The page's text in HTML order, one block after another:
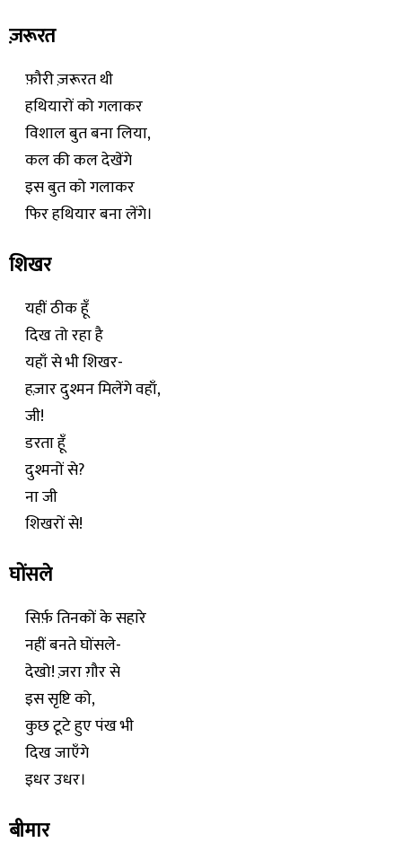
ज़रूरत
फ़ौरी ज़रूरत थी
हथियारों को गलाकर
विशाल बुत बना लिया,
कल की कल देखेंगे
इस बुत को गलाकर
फिर हथियार बना लेंगे।
शिखर
यहीं ठीक हूँ
दिख तो रहा है
यहाँ से भी शिखर-
हज़ार दुश्मन मिलेंगे वहाँ,
जी!
डरता हूँ
दुश्मनों से?
ना जी
शिखरों से!
घोंसले
सिर्फ़ तिनकों के सहारे
नहीं बनते घोंसले-
देखो! ज़रा ग़ौर से
इस सृष्टि को,
कुछ टूटे हुए पंख भी
दिख जाएँगे
इधर उधर।
बीमार